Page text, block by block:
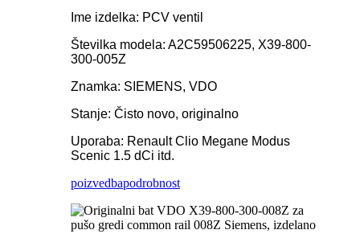
Ime izdelka: PCV ventil
Številka modela: A2C59506225, X39-800-
300-005Z
Znamka: SIEMENS, VDO
Stanje: Čisto novo, originalno
Uporaba: Renault Clio Megane Modus
Scenic 1.5 dCi itd.
poizvedbapodrobnost